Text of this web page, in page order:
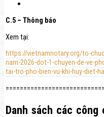
C.5 – Thông báo
Xem tại:
https://vietnamnotary.org/to-
nam-2026-dot-1-chuyen-de-ve-
tai-tro-pho-bien-vu-khi-huy-diet-
Danh sách các